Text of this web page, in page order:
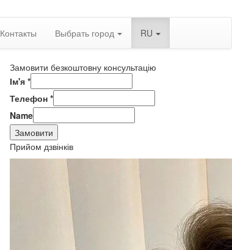
Контакты Выбрать город RU
Замовити безкоштовну консультацію
Ім'я *
Телефон *
Name
Замовити
Прийом дзвінків